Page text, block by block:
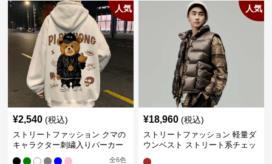
人気
¥2,540 (税込)
ストリートファッション クマの
キャラクター刺繍入りパーカー
全6色
人気
¥18,960 (税込)
ストリートファッション 軽量ダ
ウンベスト ストリート系チェッ